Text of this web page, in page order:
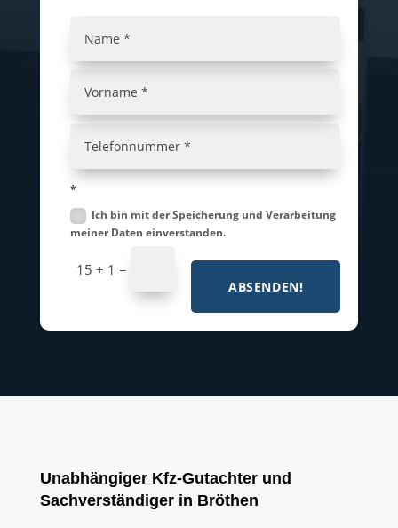
*
Ich bin mit der Speicherung und Verarbeitung
meiner Daten einverstanden.
15 + 1 =
ABSENDEN!
Unabhängiger Kfz-Gutachter und
Sachverständiger in Bröthen